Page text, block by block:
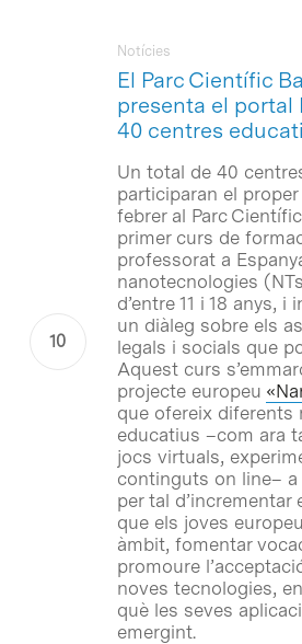
El Parc Científic
presenta el portal
40 centres
Notícies
Un total de 40
participaran el
febrer al Parc
primer curs de
professorat a
nanotecnologies
d’entre 11 i 18 anys,
un diàleg sobre els
legals i socials que
Aquest curs
projecte europeu
que ofereix diferents
educatius –com ara
jocs virtuals,
continguts on line–
per tal d’incrementar
que els joves
àmbit, fomentar
promoure
noves tecnologies,
què les seves
emergint.